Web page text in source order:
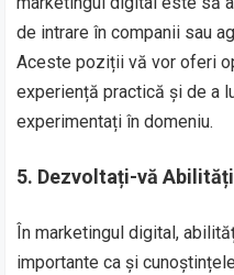
de intrare în companii sau
Aceste poziții vă vor oferi
experiență practică și de a
experimentați în domeniu.
5. Dezvoltați-vă
În marketingul digital,
importante ca și